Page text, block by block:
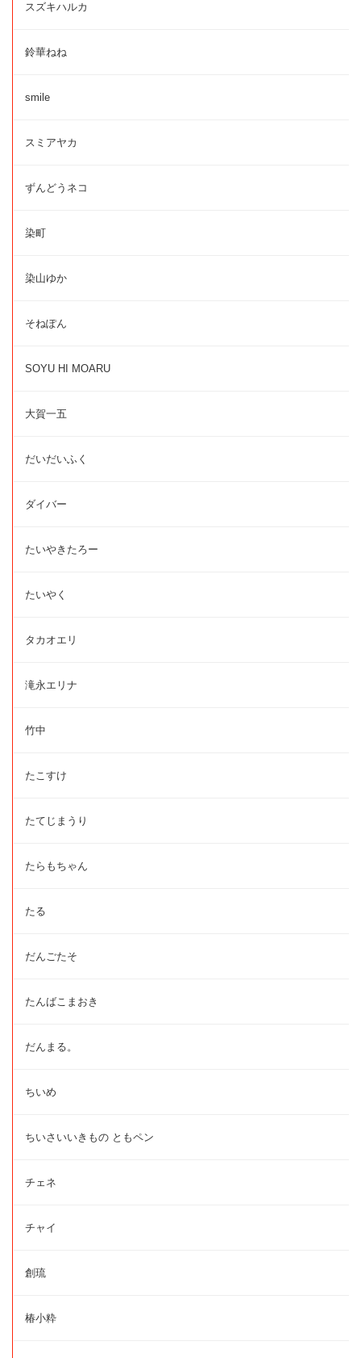
スズキハルカ
鈴華ねね
smile
スミアヤカ
ずんどうネコ
染町
染山ゆか
そねぽん
SOYU HI MOARU
大賀一五
だいだいふく
ダイバー
たいやきたろー
たいやく
タカオエリ
滝永エリナ
竹中
たこすけ
たてじまうり
たらもちゃん
たる
だんごたそ
たんばこまおき
だんまる。
ちいめ
ちいさいいきもの ともペン
チェネ
チャイ
創琉
椿小粋